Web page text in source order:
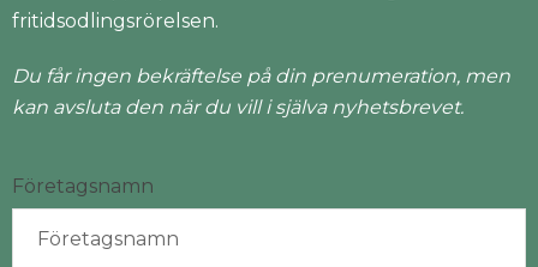
fritidsodlingsrörelsen.
Du får ingen bekräftelse på din prenumeration, men
kan avsluta den när du vill i själva nyhetsbrevet.
Företagsnamn